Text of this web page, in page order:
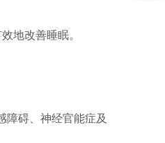
地改善睡眠。
障碍、神经官能症及